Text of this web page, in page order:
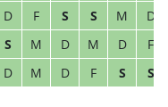
D F S S M
D
S M D M D
F
D M D F S S